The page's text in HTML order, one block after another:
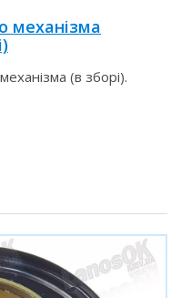
механізма
(в зборі).